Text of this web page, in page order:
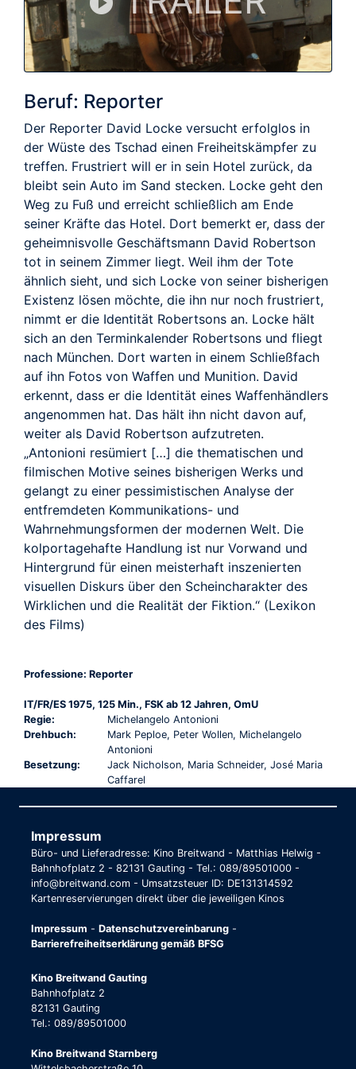
Beruf: Reporter
Der Reporter David Locke versucht erfolglos in
der Wüste des Tschad einen Freiheitskämpfer zu
treffen. Frustriert will er in sein Hotel zurück, da
bleibt sein Auto im Sand stecken. Locke geht den
Weg zu Fuß und erreicht schließlich am Ende
seiner Kräfte das Hotel. Dort bemerkt er, dass der
geheimnisvolle Geschäftsmann David Robertson
tot in seinem Zimmer liegt. Weil ihm der Tote
ähnlich sieht, und sich Locke von seiner bisherigen
Existenz lösen möchte, die ihn nur noch frustriert,
nimmt er die Identität Robertsons an. Locke hält
sich an den Terminkalender Robertsons und fliegt
nach München. Dort warten in einem Schließfach
auf ihn Fotos von Waffen und Munition. David
erkennt, dass er die Identität eines Waffenhändlers
angenommen hat. Das hält ihn nicht davon auf,
weiter als David Robertson aufzutreten.
„Antonioni resümiert […] die thematischen und
filmischen Motive seines bisherigen Werks und
gelangt zu einer pessimistischen Analyse der
entfremdeten Kommunikations- und
Wahrnehmungsformen der modernen Welt. Die
kolportagehafte Handlung ist nur Vorwand und
Hintergrund für einen meisterhaft inszenierten
visuellen Diskurs über den Scheincharakter des
Wirklichen und die Realität der Fiktion.“ (Lexikon
des Films)
Professione: Reporter
IT/FR/ES 1975, 125 Min., FSK ab 12 Jahren, OmU
Regie:
Michelangelo Antonioni
Drehbuch:
Mark Peploe, Peter Wollen, Michelangelo
Antonioni
Besetzung:
Jack Nicholson, Maria Schneider, José Maria
Caffarel
Impressum
Büro- und Lieferadresse: Kino Breitwand - Matthias Helwig -
Bahnhofplatz 2 - 82131 Gauting - Tel.: 089/89501000 -
info@breitwand.com - Umsatzsteuer ID: DE131314592
Kartenreservierungen direkt über die jeweiligen Kinos
Impressum - Datenschutzvereinbarung -
Barrierefreiheitserklärung gemäß BFSG
Kino Breitwand Gauting
Bahnhofplatz 2
82131 Gauting
Tel.: 089/89501000
Kino Breitwand Starnberg